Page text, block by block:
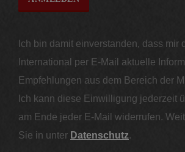
Ich bin damit einverstanden, dass mir
International per E-Mail aktuelle
Empfehlungen aus dem Bereich der
Ich kann diese Einwilligung jederzeit
am Ende jeder E-Mail widerrufen.
Sie in unter Datenschutz.